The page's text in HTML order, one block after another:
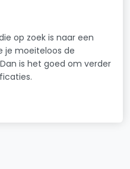
op zoek is naar een
je moeiteloos de
is het goed om verder